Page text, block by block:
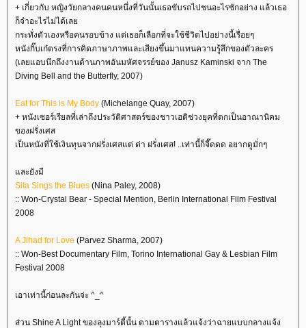
+ เกี่ยวกับ หญิงวัยกลางคนคนหนึ่งที่วันนั้นเธอขับรถไปชนอะไรซักอย่าง แล้วเธอ
ก็จำอะไรไม่ได้เล
กระทั่งตัวเองหรือคนรอบข้าง แต่เธอก็เลือกที่จะใช้ชีวิตไปอย่างนี้เรื่อยๆ
หนังกิ๊บเก๋ตรงที่การคิดภาษาภาพและเสียงขึ้นมาแทนความรู้สึกของตัวละคร
(เลยแอบนึกถึงงานด้านภาพอันมหัศจรรย์ของ Janusz Kaminski จาก The
Diving Bell and the Butterfly, 2007)
Eat for This is My Body (Michelange Quay, 2007)
+ หนังเซอร์เรียลที่เล่าถึงประวัติศาสตร์ของชาวเฮติช่วงยุคที่ตกเป็นอาณานิคม
ของฝรั่งเศส
เป็นหนังที่ใช้เงินทุนจากฝรั่งเศสแต่ ด่า ฝรั่งเศส! ..เท่านี้ก็จี๊ดดด อยากดูมั่กๆ
ละยังมี
Sita Sings the Blues (Nina Paley, 2008)
:: Won-Crystal Bear - Special Mention, Berlin International Film Festival
2008
A Jihad for Love (Parvez Sharma, 2007)
:: Won-Best Documentary Film, Torino International Gay & Lesbian Film
Festival 2008
เอาเท่านี้ก่อนละกันจ่ะ ^_^
ส่วน Shine A Light ของลุงมาร์ตี้นั้น ตามตารางแล้วแจ้งว่าฉายแบบกลางแจ้ง